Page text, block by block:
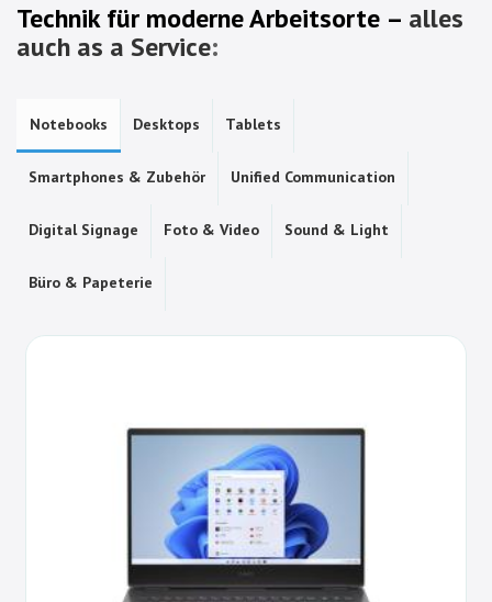
Technik für moderne Arbeitsorte – alles
auch as a Service:
Notebooks Desktops Tablets
Smartphones & Zubehör Unified Communication
Digital Signage Foto & Video Sound & Light
Büro & Papeterie